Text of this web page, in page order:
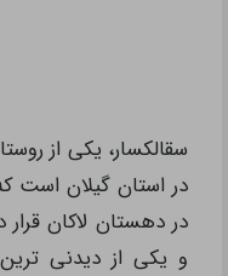
سقالکسار، یکی از
در دهستان لاکان قرار
و یکی از دیدنی